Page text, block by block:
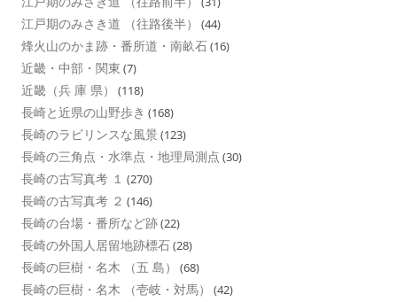
江戸期のみさき道 （往路後半） (44)
烽火山のかま跡・番所道・南畝石(16)
近畿・中部・関東 (7)
近畿（兵 庫 県） (118)
長崎と近県の山野歩き (168)
長崎のラビリンスな風景 (123)
長崎の三角点・水準点・地理局測点 (30)
長崎の古写真考 １ (270)
長崎の古写真考 ２ (146)
長崎の台場・番所など跡(22)
長崎の外国人居留地跡標石(28)
長崎の巨樹・名木 （五 島） (68)
長崎の巨樹・名木 （壱岐・対馬） (42)